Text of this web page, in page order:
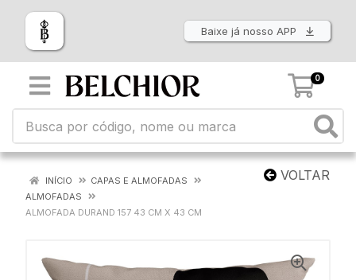
Baixe já nosso APP
0
VOLTAR
INÍCIO
CAPAS E ALMOFADAS
ALMOFADAS
ALMOFADA DURAND 157 43 CM X 43 CM